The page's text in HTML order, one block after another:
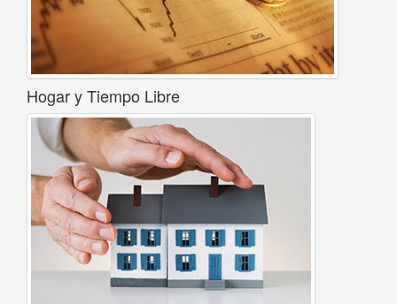
Hogar y Tiempo Libre